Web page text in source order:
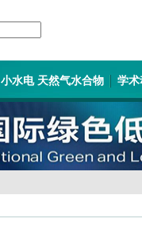
水电 天然气水合物 学术